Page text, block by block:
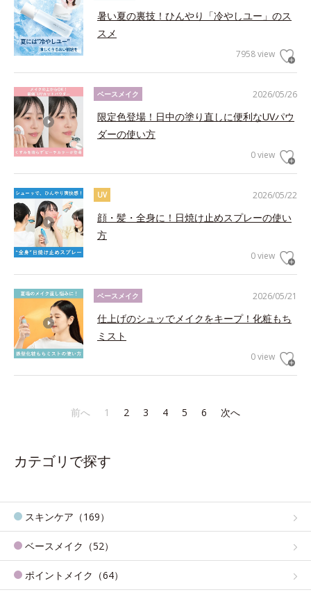
暑い夏の裏技！ひんやり「冷やしユー」のス
スメ
7958 view
2026/05/26
ベースメイク
限定色登場！日中の塗り直しに便利なUVパウ
ダーの使い方
0 view
2026/05/22
UV
顔・髪・全身に！日焼け止めスプレーの使い
方
0 view
2026/05/21
ベースメイク
仕上げのシュッでメイクをキープ！化粧もち
ミスト
0 view
前へ 1 2 3 4 5 6 次へ
カテゴリで探す
スキンケア（169）
ベースメイク（52）
ポイントメイク（64）